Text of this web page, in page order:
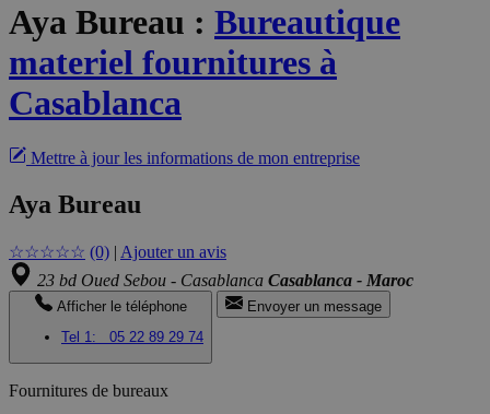
Aya Bureau : Bureautique
materiel fournitures à
Casablanca
Mettre à jour les informations de mon entreprise
Aya Bureau
☆☆☆☆☆ (0) | Ajouter un avis
23 bd Oued Sebou - Casablanca Casablanca - Maroc
Afficher le téléphone
Tel 1:
05 22 89 29 74
Envoyer un message
Fournitures de bureaux